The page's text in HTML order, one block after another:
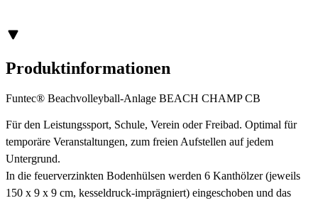
Produktinformationen
Funtec® Beachvolleyball-Anlage BEACH CHAMP CB
Für den Leistungssport, Schule, Verein oder Freibad. Optimal für
temporäre Veranstaltungen, zum freien Aufstellen auf jedem
Untergrund.
In die feuerverzinkten Bodenhülsen werden 6 Kanthölzer (jeweils
150 x 9 x 9 cm, kesseldruck-imprägniert) eingeschoben und das